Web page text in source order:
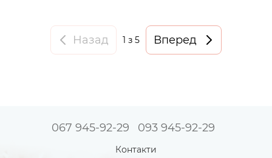
Назад 1 з 5 Вперед
067 945-92-29 093 945-92-29
Контакти